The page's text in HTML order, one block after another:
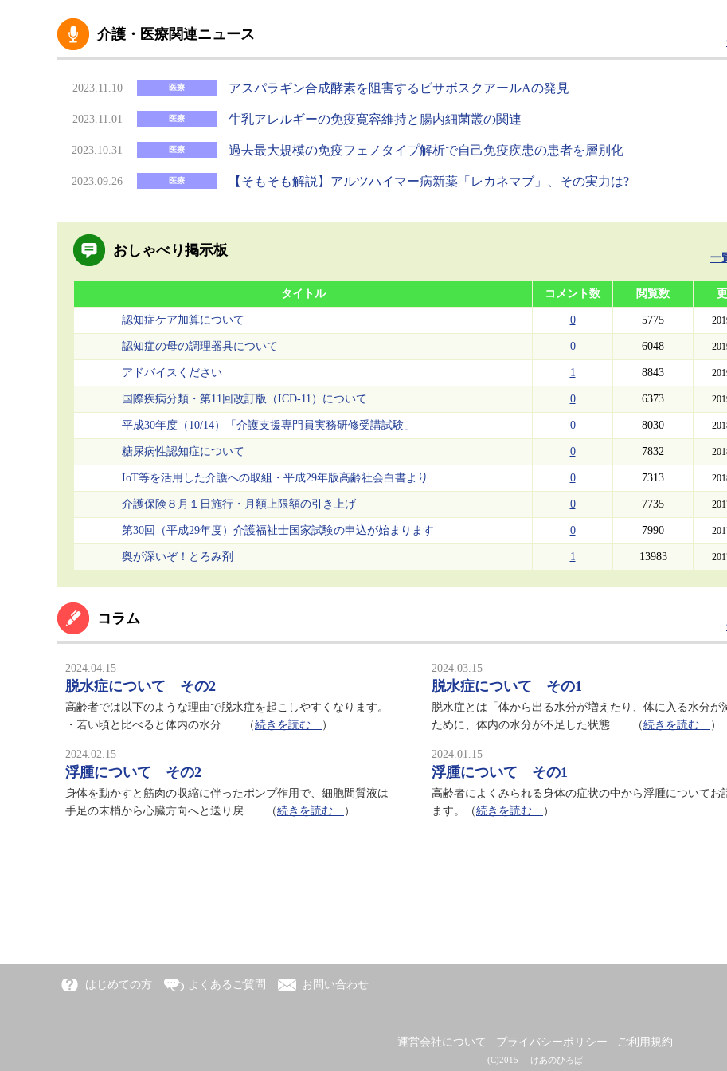
介護・医療関連ニュース
2023.11.10 医療 アスパラギン合成酵素を阻害するビサボスクアールAの発見
2023.11.01 医療 牛乳アレルギーの免疫寛容維持と腸内細菌叢の関連
2023.10.31 医療 過去最大規模の免疫フェノタイプ解析で自己免疫疾患の患者を層別化
2023.09.26 医療 【そもそも解説】アルツハイマー病新薬「レカネマブ」、その実力は?
おしゃべり掲示板 一
タイトル コメント数 閲覧数
認知症ケア加算について 0 5775
認知症の母の調理器具について 0 6048
アドバイスください 1 8843
国際疾病分類・第11回改訂版（ICD-11）について 0 6373
平成30年度（10/14）「介護支援専門員実務研修受講試験」 0 8030
糖尿病性認知症について 0 7832
IoT等を活用した介護への取組・平成29年版高齢社会白書より 0 7313
介護保険８月１日施行・月額上限額の引き上げ 0 7735
第30回（平成29年度）介護福祉士国家試験の申込が始まります 0 7990
奥が深いぞ！とろみ剤 1 13983
コラム
2024.04.15
脱水症について その2
高齢者では以下のような理由で脱水症を起こしやすくなります。
・若い頃と比べると体内の水分……（続きを読む… ）
2024.03.15
脱水症について その1
脱水症とは「体から出る水分が増えたり、体に入る水分が
ために、体内の水分が不足した状態……（続きを読む… ）
2024.02.15
浮腫について その2
身体を動かすと筋肉の収縮に伴ったポンプ作用で、細胞間質液は
手足の末梢から心臓方向へと送り戻……（続きを読む… ）
2024.01.15
浮腫について その1
高齢者によくみられる身体の症状の中から浮腫についてお
ます。（続きを読む… ）
はじめての方 よくあるご質問 お問い合わせ
運営会社について プライバシーポリシー ご利用規約
(C)2015- けあのひろば